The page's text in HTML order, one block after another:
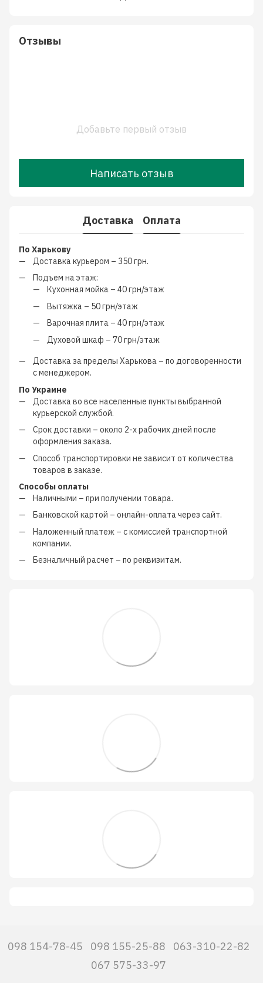
Отзывы
Добавьте первый отзыв
Написать отзыв
Доставка Оплата
По Харькову
Доставка курьером – 350 грн.
Подъем на этаж:
Кухонная мойка – 40 грн/этаж
Вытяжка – 50 грн/этаж
Варочная плита – 40 грн/этаж
Духовой шкаф – 70 грн/этаж
Доставка за пределы Харькова – по договоренности
с менеджером.
По Украине
Доставка во все населенные пункты выбранной
курьерской службой.
Срок доставки – около 2-х рабочих дней после
оформления заказа.
Способ транспортировки не зависит от количества
товаров в заказе.
Способы оплаты
Наличными – при получении товара.
Банковской картой – онлайн-оплата через сайт.
Наложенный платеж – скомиссией транспортной
компании.
Безналичный расчет – по реквизитам.
098 154-78-45 098 155-25-88
063-310-22-82
067 575-33-97